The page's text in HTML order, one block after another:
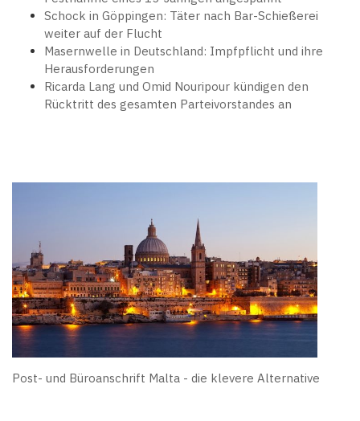
Schock in Göppingen: Täter nach Bar-Schießerei
weiter auf der Flucht
Masernwelle in Deutschland: Impfpflicht und ihre
Herausforderungen
Ricarda Lang und Omid Nouripour kündigen den
Rücktritt des gesamten Parteivorstandes an
Post- und Büroanschrift Malta - die klevere Alternative